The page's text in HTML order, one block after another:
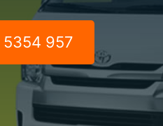
5354 957